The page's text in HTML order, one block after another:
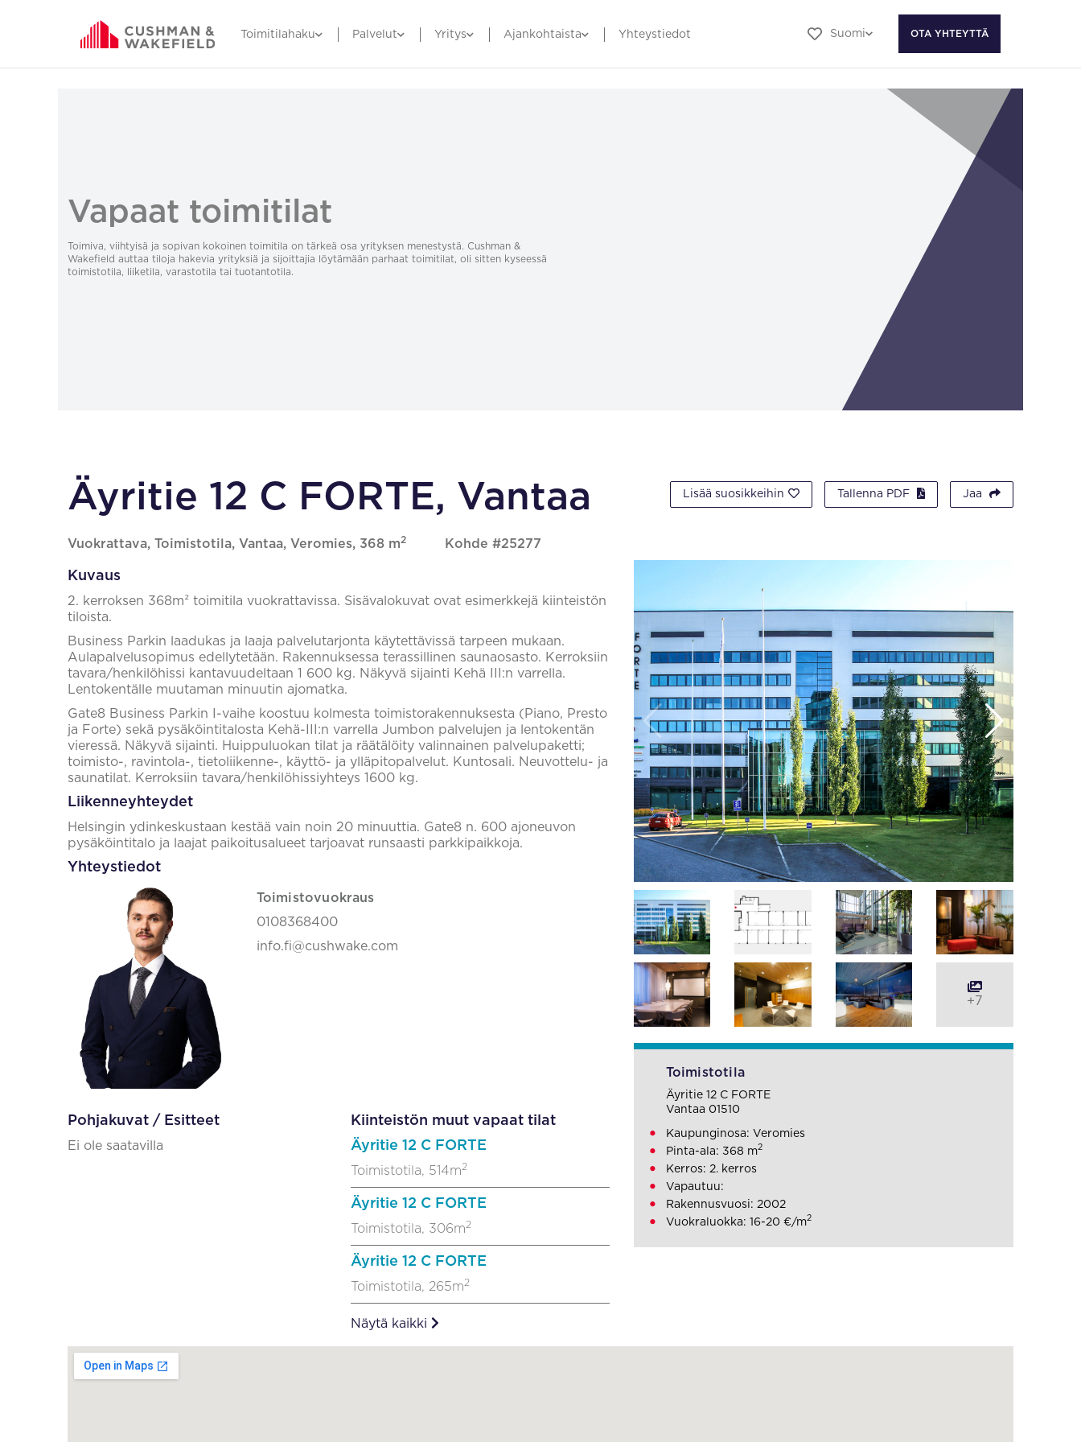
Toimitilahaku Palvelut Yritys Ajankohtaista Yhteystiedot Suomi OTA YHTEYTTÄ
Vapaat toimitilat
Toimiva, viihtyisä ja sopivan kokoinen toimitila on tärkeä osa yrityksen menestystä. Cushman &
Wakefield auttaa tiloja hakevia yrityksiä ja sijoittajia löytämään parhaat toimitilat, oli sitten kyseessä
toimistotila, liiketila, varastotila tai tuotantotila.
Äyritie 12 C FORTE, Vantaa
Vuokrattava, Toimistotila, Vantaa, Veromies, 368 m2 Kohde #25277
Lisää suosikkeihin Tallenna PDF Jaa
Kuvaus
2. kerroksen 368m² toimitila vuokrattavissa. Sisävalokuvat ovat esimerkkejä kiinteistön
tiloista.
Business Parkin laadukas ja laaja palvelutarjonta käytettävissä tarpeen mukaan.
Aulapalvelusopimus edellytetään. Rakennuksessa terassillinen saunaosasto. Kerroksiin
tavara/henkilöhissi kantavuudeltaan 1 600 kg. Näkyvä sijainti Kehä III:n varrella.
Lentokentälle muutaman minuutin ajomatka.
Gate8 Business Parkin I-vaihe koostuu kolmesta toimistorakennuksesta (Piano, Presto
ja Forte) sekä pysäköintitalosta Kehä-III:n varrella Jumbon palvelujen ja lentokentän
vieressä. Näkyvä sijainti. Huippuluokan tilat ja räätälöity valinnainen palvelupaketti;
toimisto-, ravintola-, tietoliikenne-, käyttö- ja ylläpitopalvelut. Kuntosali. Neuvottelu- ja
saunatilat. Kerroksiin tavara/henkilöhissiyhteys 1600 kg.
Liikenneyhteydet
Helsingin ydinkeskustaan kestää vain noin 20 minuuttia. Gate8 n. 600 ajoneuvon
pysäköintitalo ja laajat paikoitusalueet tarjoavat runsaasti parkkipaikkoja.
Yhteystiedot
Toimistovuokraus
0108368400
info.fi@cushwake.com
Pohjakuvat / Esitteet
Ei ole saatavilla
Kiinteistön muut vapaat tilat
Äyritie 12 C FORTE
Toimistotila, 514m2
Äyritie 12 C FORTE
Toimistotila, 306m2
Äyritie 12 C FORTE
Toimistotila, 265m2
Näytä kaikki
+7
Toimistotila
Äyritie 12 C FORTE
Vantaa 01510
Kaupunginosa: Veromies
Pinta-ala: 368 m2
Kerros: 2. kerros
Vapautuu:
Rakennusvuosi: 2002
Vuokraluokka: 16-20 €/m2